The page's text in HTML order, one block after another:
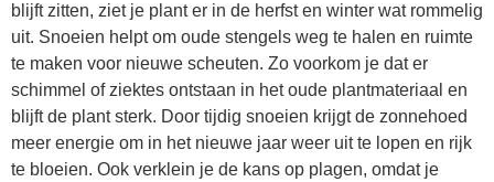
blijft zitten, ziet je plant er in de herfst en winter wat rommelig
uit. Snoeien helpt om oude stengels weg te halen en ruimte
te maken voor nieuwe scheuten. Zo voorkom je dat er
schimmel of ziektes ontstaan in het oude plantmateriaal en
blijft de plant sterk. Door tijdig snoeien krijgt de zonnehoed
meer energie om in het nieuwe jaar weer uit te lopen en rijk
te bloeien. Ook verklein je de kans op plagen, omdat je